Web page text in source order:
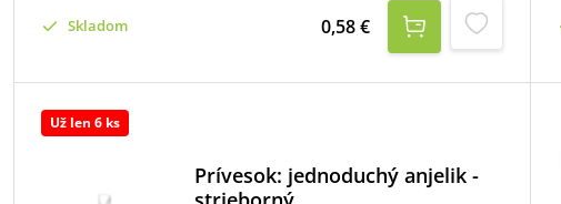
Skladom 0,58 €
Už len 6 ks
Prívesok: jednoduchý anjelik -